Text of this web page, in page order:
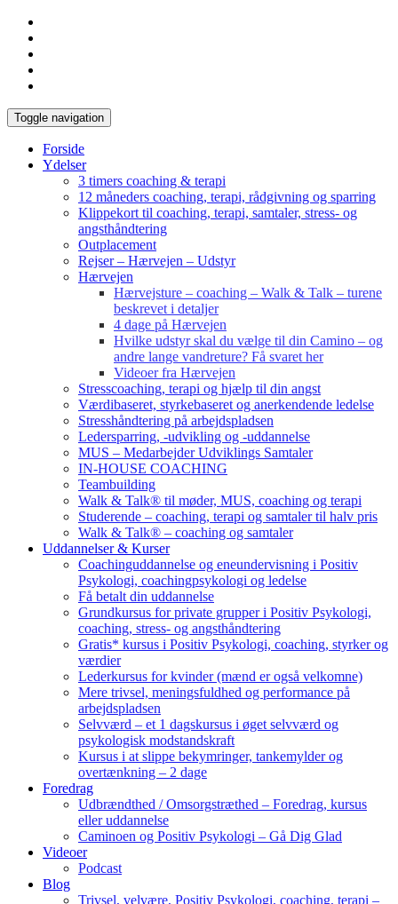
Toggle navigation
Forside
Ydelser
3 timers coaching & terapi
12 måneders coaching, terapi, rådgivning og sparring
Klippekort til coaching, terapi, samtaler, stress- og
angsthåndtering
Outplacement
Rejser – Hærvejen – Udstyr
Hærvejen
Hærvejsture – coaching – Walk & Talk – turene
beskrevet i detaljer
4 dage på Hærvejen
Hvilke udstyr skal du vælge til din Camino – og
andre lange vandreture? Få svaret her
Videoer fra Hærvejen
Stresscoaching, terapi og hjælp til din angst
Værdibaseret, styrkebaseret og anerkendende ledelse
Stresshåndtering på arbejdspladsen
Ledersparring, -udvikling og -uddannelse
MUS – Medarbejder Udviklings Samtaler
IN-HOUSE COACHING
Teambuilding
Walk & Talk® til møder, MUS, coaching og terapi
Studerende – coaching, terapi og samtaler til halv pris
Walk & Talk® – coaching og samtaler
Uddannelser & Kurser
Coachinguddannelse og eneundervisning i Positiv
Psykologi, coachingpsykologi og ledelse
Få betalt din uddannelse
Grundkursus for private grupper i Positiv Psykologi,
coaching, stress- og angsthåndtering
Gratis* kursus i Positiv Psykologi, coaching, styrker og
værdier
Lederkursus for kvinder (mænd er også velkomne)
Mere trivsel, meningsfuldhed og performance på
arbejdspladsen
Selvværd – et 1 dagskursus i øget selvværd og
psykologisk modstandskraft
Kursus i at slippe bekymringer, tankemylder og
overtænkning – 2 dage
Foredrag
Udbrændthed / Omsorgstræthed – Foredrag, kursus
eller uddannelse
Caminoen og Positiv Psykologi – Gå Dig Glad
Videoer
Podcast
Blog
Trivsel, velvære, Positiv Psykologi, coaching, terapi –